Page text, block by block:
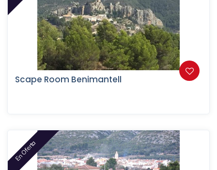
Scape Room Benimantell
En Oferta